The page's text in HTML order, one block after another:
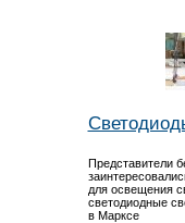
Представители
для освещения
светодиодные
в Марксе